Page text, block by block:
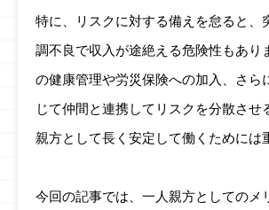
特に、リスクに対する備えを怠ると、
調不良で収入が途絶える危険性もあり
の健康管理や労災保険への加入、さら
じて仲間と連携してリスクを分散させ
親方として長く安定して働くためには
今回の記事では、一人親方としてのメ